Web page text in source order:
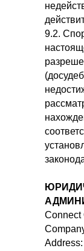
9.2.
Connect